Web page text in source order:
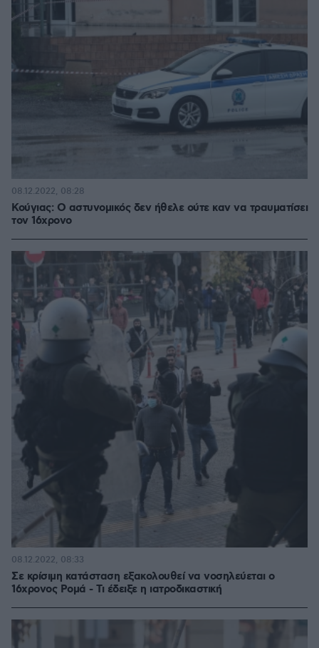
Κούγιας: Ο αστυνομικός δεν ήθελε ούτε καν να τραυματίσει
τον 16χρονο
08.12.2022, 08:28
Σε κρίσιμη κατάσταση εξακολουθεί να νοσηλεύεται ο
16χρονος Ρομά - Τι έδειξε η ιατροδικαστική
08.12.2022, 08:33